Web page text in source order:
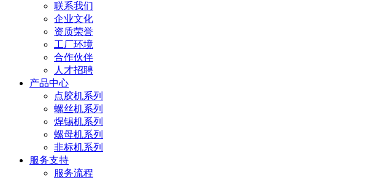
联系我们
企业文化
资质荣誉
工厂环境
合作伙伴
人才招聘
产品中心
点胶机系列
螺丝机系列
焊锡机系列
螺母机系列
非标机系列
服务支持
服务流程